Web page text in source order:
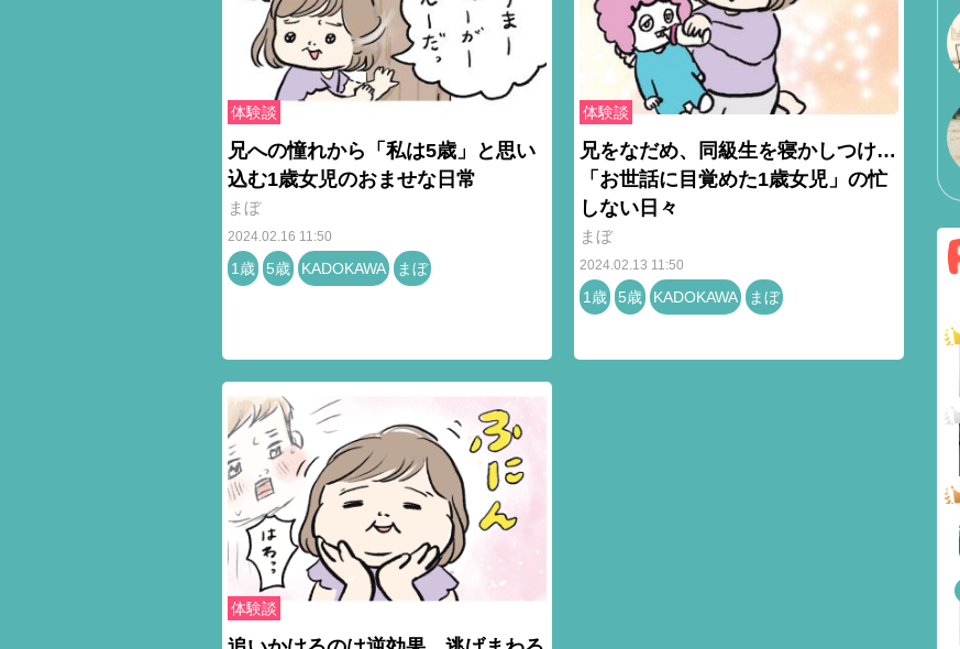
体験談
兄への憧れから「私は5歳」と思い
込む1歳女児のおませな日常
まぼ
2024.02.16 11:50
1歳 5歳 KADOKAWA まぼ
体験談
兄をなだめ、同級生を寝かしつけ…
「お世話に目覚めた1歳女児」の忙
しない日々
まぼ
2024.02.13 11:50
1歳 5歳 KADOKAWA まぼ
体験談